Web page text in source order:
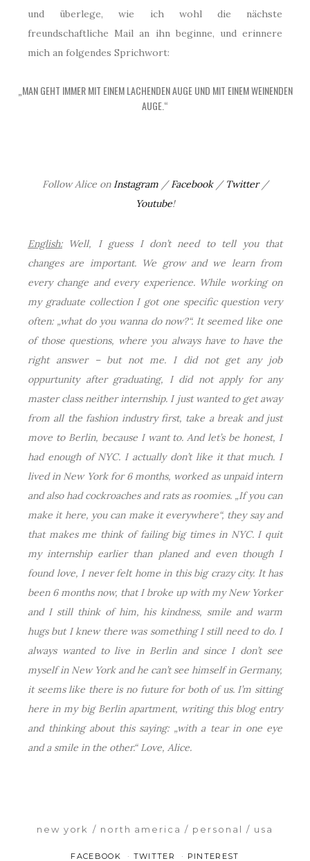
und überlege, wie ich wohl die nächste
freundschaftliche Mail an ihn beginne, und erinnere
mich an folgendes Sprichwort:
„MAN GEHT IMMER MIT EINEM LACHENDEN AUGE UND MIT EINEM WEINENDEN
AUGE.“
Follow Alice on Instagram/Facebook/ Twitter/
Youtube!
English:Well, I guess I don’t need to tell you that
changes are important. We grow and we learn from
every change and every experience. While working on
my graduate collection I got one specific question very
often: „what do you wanna do now?“. It seemed like one
of those questions, where you always have to have the
right answer – but not me. I did not get any job
oppurtunity after graduating, I did not apply for any
master class neither internship. I just wanted to get away
from all the fashion industry first, take a break and just
move to Berlin, because I want to. And let’s be honest, I
had enough of NYC. I actually don’t like it that much. I
lived in New York for 6 months, worked as unpaid intern
and also had cockroaches and rats as roomies. „If you can
make it here, you can make it everywhere“, they say and
that makes me think of failing big times in NYC. I quit
my internship earlier than planed and even though I
found love, I never felt home in this big crazy city. It has
been 6 months now, that I broke up with my New Yorker
and I still think of him, his kindness, smile and warm
hugs but I knew there was something I still need to do. I
always wanted to live in Berlin and since I don’t see
myself in New York and he can’t see himself in Germany,
it seems like there is no future for both of us. I’m sitting
here in my big Berlin apartment, writing this blog entry
and thinking about this saying: „with a tear in one eye
and a smile in the other.“ Love, Alice.
new york north america personal usa
FACEBOOK TWITTER PINTEREST